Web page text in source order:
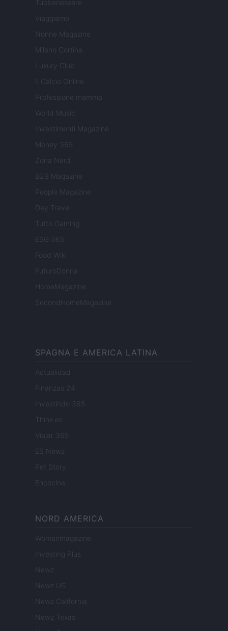
Tuobenessere
Viaggiamo
Nonne Magazine
Milano Cortina
Luxury Club
Il Calcio Online
Professione mamma
World Music
Investimenti Magazine
Money 365
Zona Nerd
B2B Magazine
People Magazine
Day Travel
Tutto Gaming
ESG 365
Food Wiki
FuturoDonna
HomeMagazine
SecondHomeMagazine
SPAGNA E AMERICA LATINA
Actualidad
Finanzas 24
Investindo 365
Think.es
Viajar 365
ES Newz
Pet Story
Encocina
NORD AMERICA
Womanmagazine
Investing Plus
Newz
Newz US
Newz California
Newz Texas